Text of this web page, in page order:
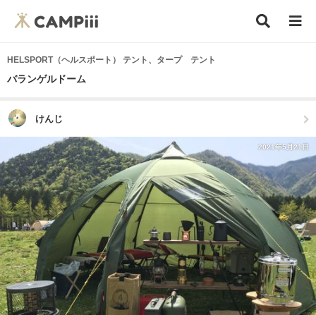
HELSPORT（ヘルスポート） テント、タープ テント
バランゲルドーム
けんじ
2021年5月21日